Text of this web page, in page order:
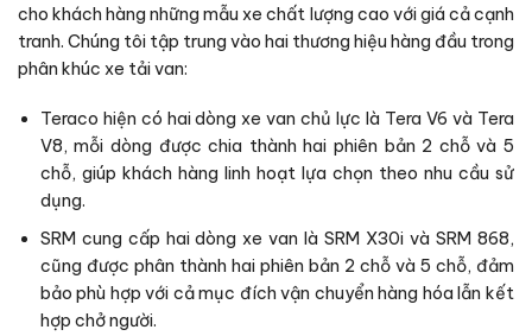
cho khách hàng những mẫu xe chất lượng cao với giá cả cạnh
tranh. Chúng tôi tập trung vào hai thương hiệu hàng đầu trong
phân khúc xe tải van:
Teraco hiện có hai dòng xe van chủ lực là Tera V6 và Tera
V8, mỗi dòng được chia thành hai phiên bản 2 chỗ và 5
chỗ, giúp khách hàng linh hoạt lựa chọn theo nhu cầu sử
dụng.
SRM cung cấp hai dòng xe van là SRM X30i và SRM 868,
cũng được phân thành hai phiên bản 2 chỗ và 5 chỗ, đảm
bảo phù hợp với cả mục đích vận chuyển hàng hóa lẫn kết
hợp chở người.